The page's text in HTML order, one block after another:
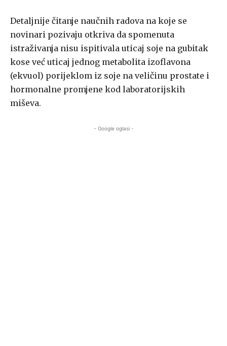
Detaljnije čitanje naučnih radova na koje se
novinari pozivaju otkriva da spomenuta
istraživanja nisu ispitivala uticaj soje na gubitak
kose već uticaj jednog metabolita izoflavona
(ekvuol) porijeklom iz soje na veličinu prostate i
hormonalne promjene kod laboratorijskih
miševa.
- Google oglasi -